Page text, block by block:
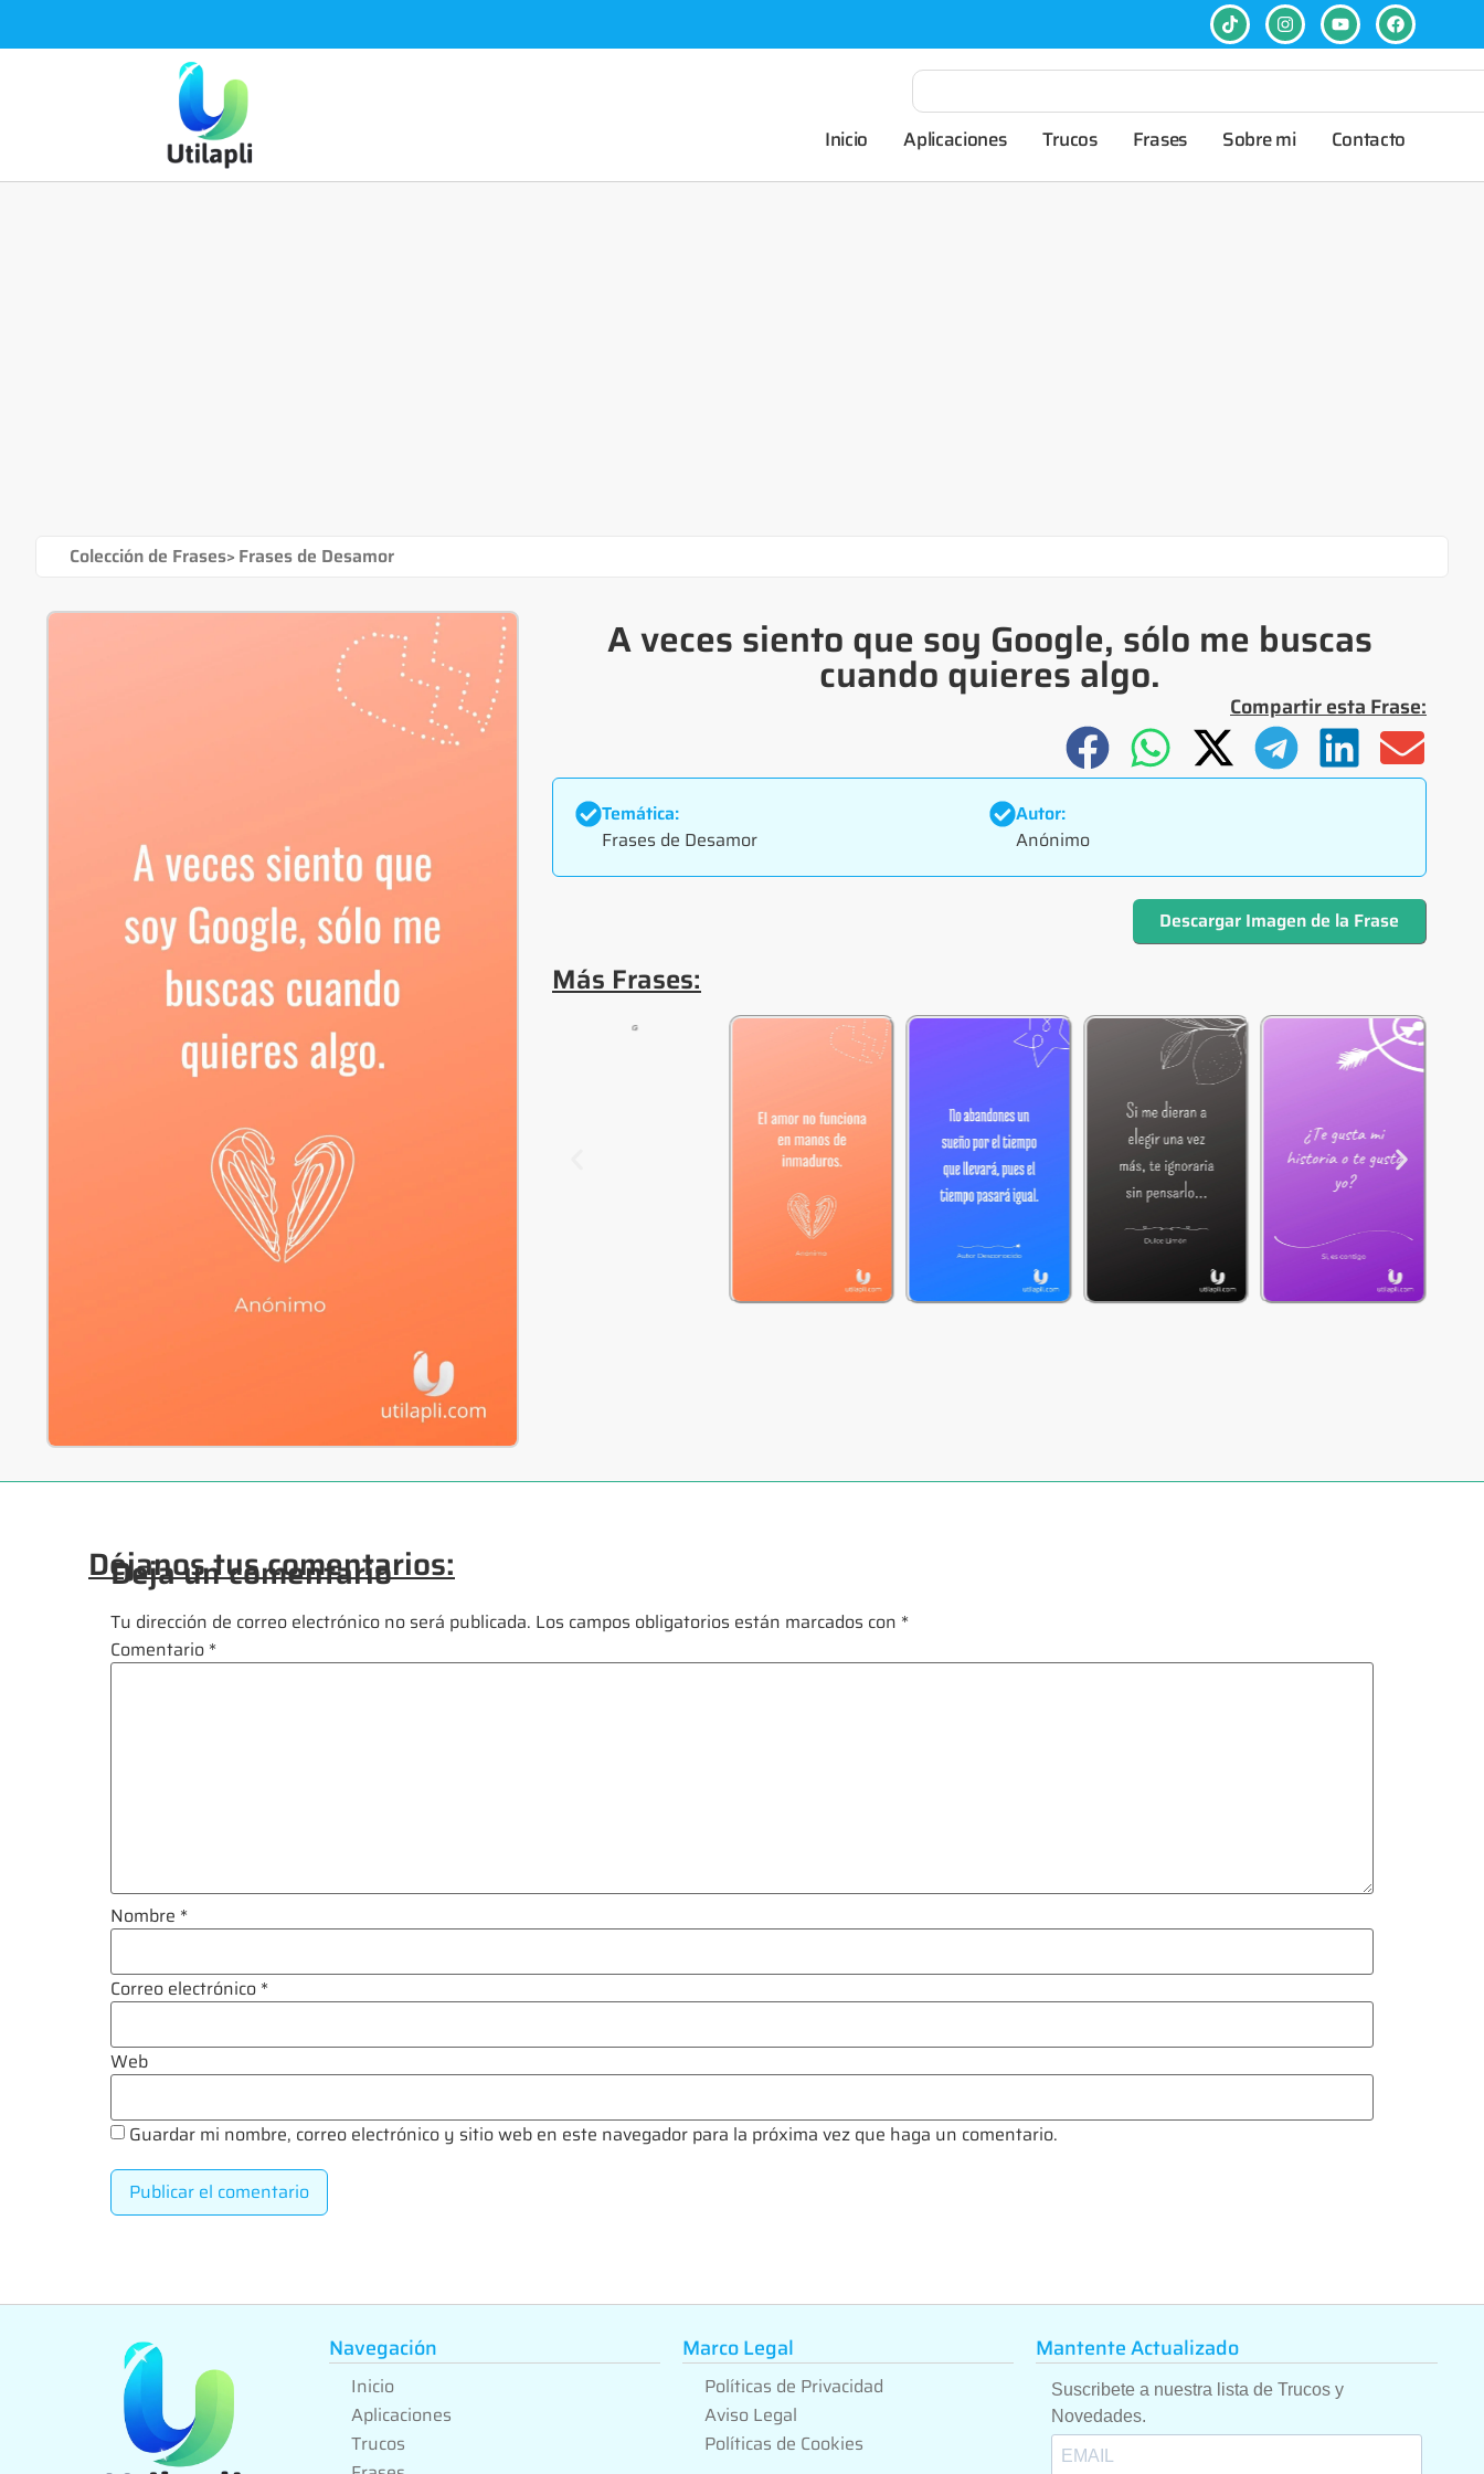
Inicio Aplicaciones Trucos Frases Sobre mi Contacto
Colección de Frases> Frases de Desamor
A veces siento que soy Google, sólo me buscas
cuando quieres algo.
Compartir esta Frase:
Temática:
Frases de Desamor
Autor:
Anónimo
Descargar Imagen de la Frase
Más Frases:
Déjanos tus comentarios:
Deja un comentario
Tu dirección de correo electrónico no será publicada. Los campos obligatorios están marcados con *
Comentario *
Nombre *
Correo electrónico *
Web
Guardar mi nombre, correo electrónico y sitio web en este navegador para la próxima vez que haga un comentario.
Navegación
Inicio
Aplicaciones
Trucos
Marco Legal
Políticas de Privacidad
Aviso Legal
Políticas de Cookies
Mantente Actualizado
Suscribete a nuestra lista de Trucos y
Novedades.